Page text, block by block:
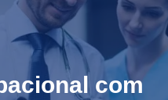
com